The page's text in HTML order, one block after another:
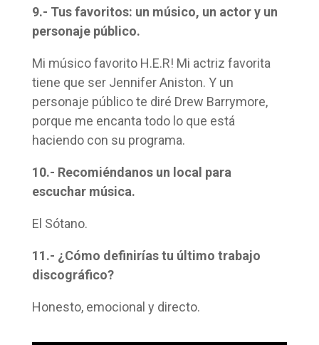
9.- Tus favoritos: un músico, un actor y un
personaje público.
Mi músico favorito H.E.R! Mi actriz favorita
tiene que ser Jennifer Aniston. Y un
personaje público te diré Drew Barrymore,
porque me encanta todo lo que está
haciendo con su programa.
10.- Recomiéndanos un local para
escuchar música.
El Sótano.
11.- ¿Cómo definirías tu último trabajo
discográfico?
Honesto, emocional y directo.